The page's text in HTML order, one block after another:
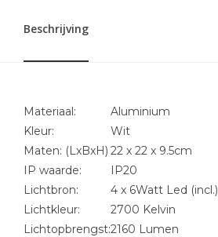
Beschrijving
Materiaal:
Aluminium
Kleur:
Wit
Maten: (LxBxH) 22 x 22 x 9.5cm
IP waarde:
IP20
Lichtbron:
4 x 6Watt Led (incl.)
Lichtkleur:
2700 Kelvin
Lichtopbrengst:2160 Lumen